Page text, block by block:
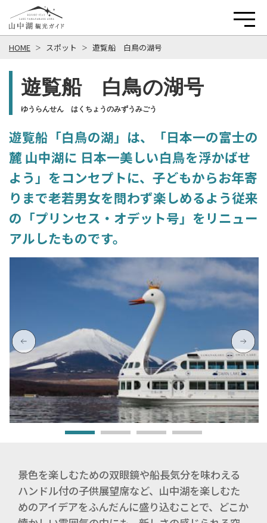
HOME スポット 遊覧船 白鳥の湖号
遊覧船 白鳥の湖号
ゆうらんせん はくちょうのみずうみごう
遊覧船「白鳥の湖」は、「日本一の富士の
麓 山中湖に 日本一美しい白鳥を浮かばせ
よう」をコンセプトに、子どもからお年寄
りまで老若男女を問わず楽しめるよう従来
の「プリンセス・オデット号」をリニュー
アルしたものです。
景色を楽しむための双眼鏡や船長気分を味わえる
ハンドル付の子供展望席など、山中湖を楽しむた
めのアイデアをふんだんに盛り込むことで、どこか